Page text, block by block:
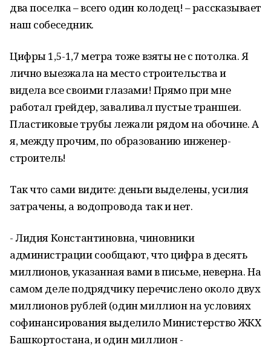
два поселка – всего один колодец! – рассказывает
наш собеседник.
Цифры 1,5-1,7 метра тоже взяты не с потолка. Я
лично выезжала на место строительства и
видела все своими глазами! Прямо при мне
работал грейдер, заваливал пустые траншеи.
Пластиковые трубы лежали рядом на обочине. А
я, между прочим, по образованию инженер-
строитель!
Так что сами видите: деньги выделены, усилия
затрачены, а водопровода так и нет.
- Лидия Константиновна, чиновники
администрации сообщают, что цифра в десять
миллионов, указанная вами в письме, неверна. На
самом деле подрядчику перечислено около двух
миллионов рублей (один миллион на условиях
софинансирования выделило Министерство ЖКХ
Башкортостана, и один миллион -